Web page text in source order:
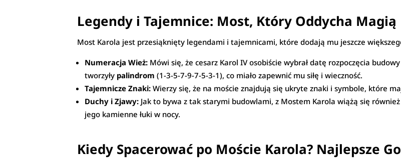
Legendy i Tajemnice: Most, Który Oddycha Magią
Most Karola jest przesiąknięty legendami i tajemnicami, które dodają mu jeszcze
Numeracja Wież: Mówi się, że cesarz Karol IV osobiście wybrał datę rozpoczęcia
tworzyły palindrom (1-3-5-7-9-7-5-3-1), co miało zapewnić mu siłę i wieczność.
Tajemnicze Znaki: Wierzy się, że na moście znajdują się ukryte znaki i symbole, które
Duchy i Zjawy: Jak to bywa z tak starymi budowlami, z Mostem Karola wiążą się
jego kamienne łuki w nocy.
Kiedy Spacerować po Moście Karola? Najlepsze